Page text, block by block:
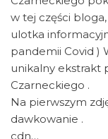
w tej części
ulotka
pandemii Covid )
unikalny ekstrakt
Czarneckiego .
Na pierwszym
dawkowanie .
cdn…